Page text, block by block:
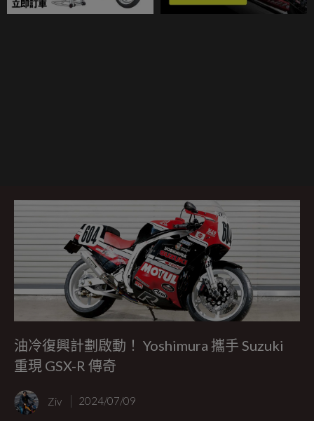
油冷復興計劃啟動！ Yoshimura 攜手 Suzuki
重現 GSX-R 傳奇
Ziv 2024/07/09